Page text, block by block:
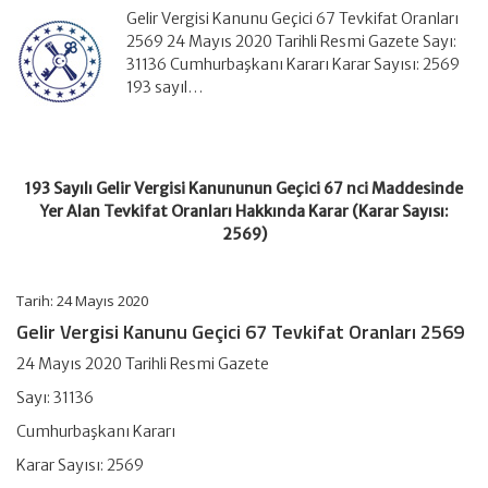
Maddesinde
Alan
Tevkifat
Oranları
2569)
için
Gelir Vergisi Kanunu Geçici 67 Tevkifat Oranları
2569 24 Mayıs 2020 Tarihli Resmi Gazete Sayı:
31136 Cumhurbaşkanı Kararı Karar Sayısı: 2569
193 sayıl…
193 Sayılı Gelir Vergisi Kanununun Geçici 67 nci Maddesinde
Yer Alan Tevkifat Oranları Hakkında Karar (Karar Sayısı:
2569)
Tarih: 24 Mayıs 2020
Gelir Vergisi Kanunu Geçici 67 Tevkifat Oranları 2569
24 Mayıs 2020 Tarihli Resmi Gazete
Sayı: 31136
Cumhurbaşkanı Kararı
Karar Sayısı: 2569